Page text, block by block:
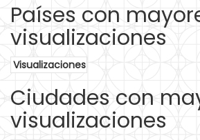
Países con
visualizaciones
Visualizaciones
Ciudades con
visualizaciones